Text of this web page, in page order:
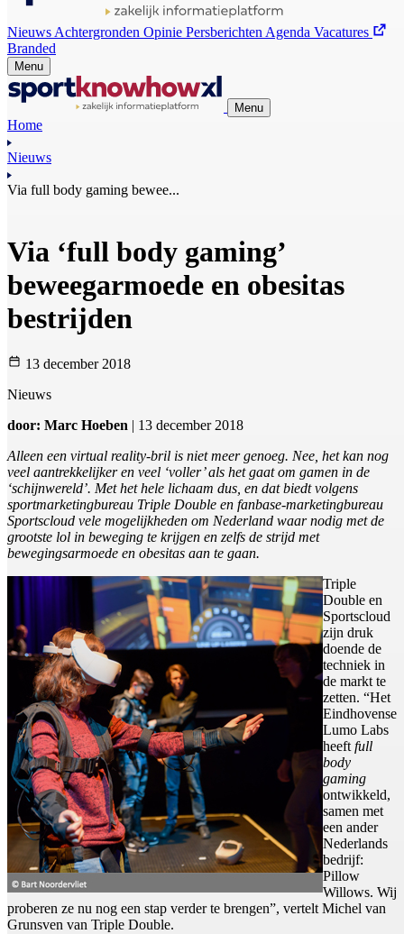
Nieuws Achtergronden Opinie Persberichten Agenda Vacatures
Branded
Menu
Menu
Home
Nieuws
Via full body gaming bewee...
Via ‘full body gaming’
beweegarmoede en obesitas
bestrijden
13 december 2018
Nieuws
door: Marc Hoeben | 13 december 2018
Alleen een virtual reality-bril is niet meer genoeg. Nee, het kan nog
veel aantrekkelijker en veel ‘voller’ als het gaat om gamen in de
‘schijnwereld’. Met het hele lichaam dus, en dat biedt volgens
sportmarketingbureau Triple Double en fanbase-marketingbureau
Sportscloud vele mogelijkheden om Nederland waar nodig met de
grootste lol in beweging te krijgen en zelfs de strijd met
bewegingsarmoede en obesitas aan te gaan.
Triple
Double en
Sportscloud
zijn druk
doende de
techniek in
de markt te
zetten. “Het
Eindhovense
Lumo Labs
heeftfull
body
gaming
ontwikkeld,
samen met
een ander
Nederlands
bedrijf:
Pillow
Willows. Wij
proberen ze nu nog een stap verder te brengen”, vertelt Michel van
Grunsven van Triple Double.